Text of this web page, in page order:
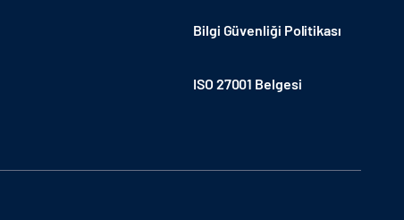
Bilgi Güvenliği Politikası
ISO 27001 Belgesi